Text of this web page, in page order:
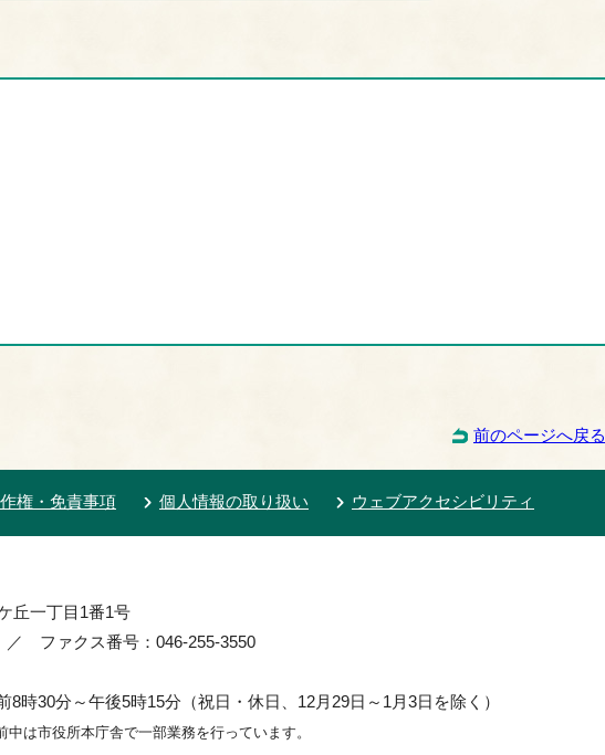
前のページへ戻る
権・免責事項 個人情報の取り扱い ウェブアクセシビリティ
丘一丁目1番1号
ファクス番号：046-255-3550
時30分～午後5時15分（祝日・休日、12月29日～1月3日を除く）
は市役所本庁舎で一部業務を行っています。